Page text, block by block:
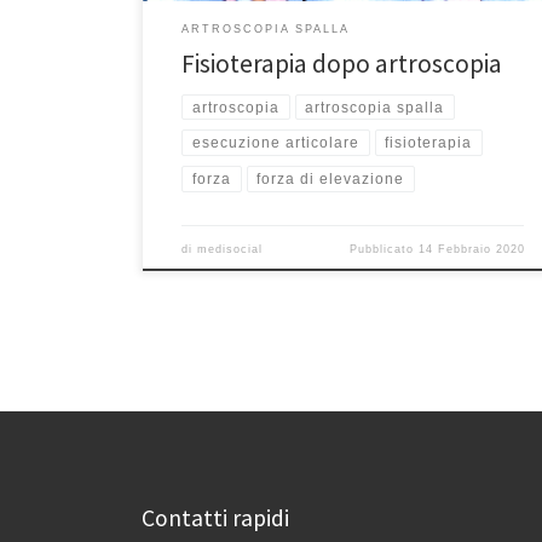
ARTROSCOPIA SPALLA
Fisioterapia dopo artroscopia
artroscopia artroscopia spalla
esecuzione articolare fisioterapia
forza forza di elevazione
dimedisocial Pubblicato 14 Febbraio 2020
Contatti rapidi